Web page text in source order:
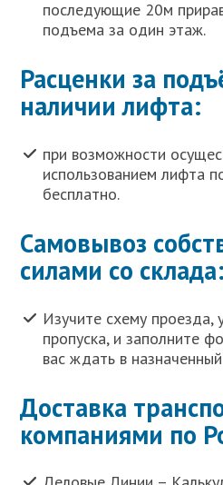
последующие 20м
подъема за один этаж.
Расценки за
наличии лифта:
при возможности
использованием лифта
бесплатно.
Самовывоз
силами со склада:
Изучите схему проезда,
пропуска, и заполните
вас ждать в
Доставка
компаниями по